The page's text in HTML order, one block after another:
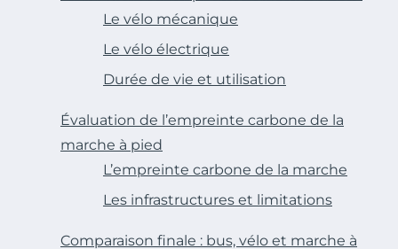
Le vélo mécanique
Le vélo électrique
Durée de vie et utilisation
Évaluation de l’empreinte carbone de la
marche à pied
L’empreinte carbone de la marche
Les infrastructures et limitations
Comparaison finale : bus, vélo et marche à